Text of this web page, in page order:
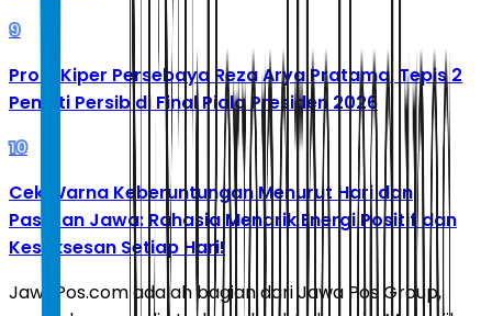
9
Profil Kiper Persebaya Reza Arya Pratama, Tepis 2
Penalti Persib di Final Piala Presiden 2026
10
Cek Warna Keberuntungan Menurut Hari dan
Pasaran Jawa: Rahasia Menarik Energi Positif dan
Kesuksesan Setiap Hari!
JawaPos.com adalah bagian dari Jawa Pos Group,